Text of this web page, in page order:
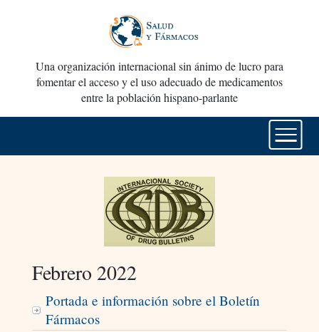
Una organización internacional sin ánimo de lucro para
fomentar el acceso y el uso adecuado de medicamentos
entre la población hispano-parlante
Febrero 2022
Portada e información sobre el Boletín
Fármacos